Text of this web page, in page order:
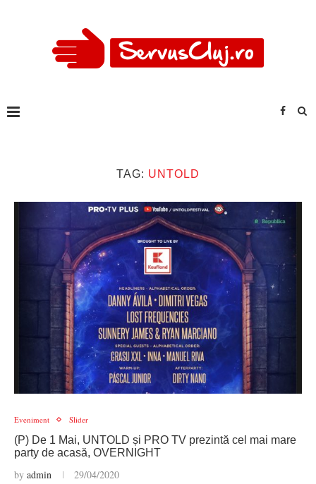
TAG: UNTOLD
Eveniment Slider
(P) De 1 Mai, UNTOLD și PRO TV prezintă cel mai mare
party de acasă, OVERNIGHT
by admin 29/04/2020